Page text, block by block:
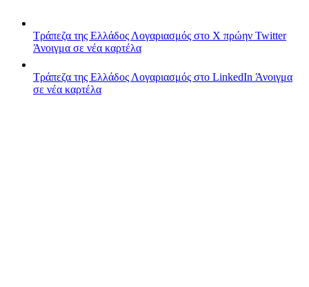
Τράπεζα της Ελλάδος Λογαριασμός στο X πρώην Twitter
Άνοιγμα σε νέα καρτέλα
Τράπεζα της Ελλάδος Λογαριασμός στο LinkedIn Άνοιγμα
σε νέα καρτέλα